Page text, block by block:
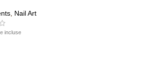
Nail Art
incluse